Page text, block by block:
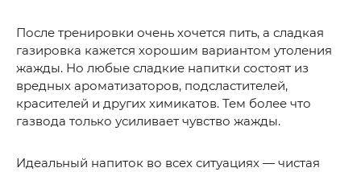
После тренировки очень хочется пить, а сладкая
газировка кажется хорошим вариантом утоления
жажды. Но любые сладкие напитки состоят из
вредных ароматизаторов, подсластителей,
красителей и других химикатов. Тем более что
газвода только усиливает чувство жажды.
Идеальный напиток во всех ситуациях — чистая